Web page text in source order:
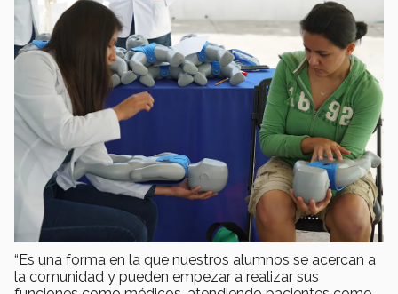
“Es una forma en la que nuestros alumnos se acercan a
la comunidad y pueden empezar a realizar sus